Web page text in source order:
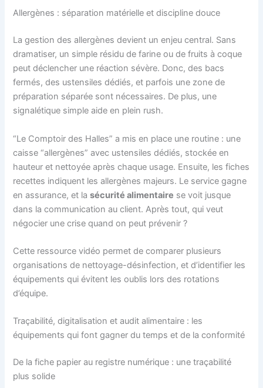
Allergènes : séparation matérielle et discipline douce
La gestion des allergènes devient un enjeu central. Sans
dramatiser, un simple résidu de farine ou de fruits à coque
peut déclencher une réaction sévère. Donc, des bacs
fermés, des ustensiles dédiés, et parfois une zone de
préparation séparée sont nécessaires. De plus, une
signalétique simple aide en plein rush.
“Le Comptoir des Halles” a mis en place une routine : une
caisse “allergènes” avec ustensiles dédiés, stockée en
hauteur et nettoyée après chaque usage. Ensuite, les fiches
recettes indiquent les allergènes majeurs. Le service gagne
en assurance, et lasécurité alimentaire se voit jusque
dans la communication au client. Après tout, qui veut
négocier une crise quand on peut prévenir ?
Cette ressource vidéo permet de comparer plusieurs
organisations de nettoyage-désinfection, et d’identifier les
équipements qui évitent les oublis lors des rotations
d’équipe.
Traçabilité, digitalisation et audit alimentaire : les
équipements qui font gagner du temps et de la conformité
De la fiche papier au registre numérique : une traçabilité
plus solide